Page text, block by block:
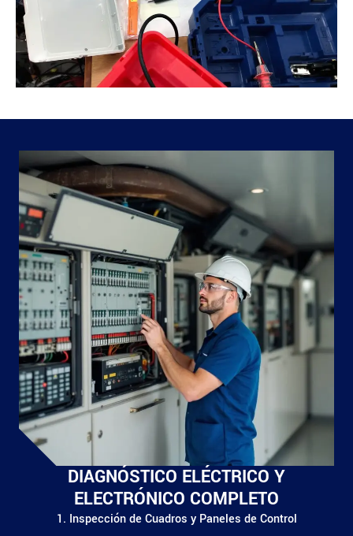
DIAGNÓSTICO ELÉCTRICO Y
ELECTRÓNICO COMPLETO
1. Inspección de Cuadros y Paneles de Control